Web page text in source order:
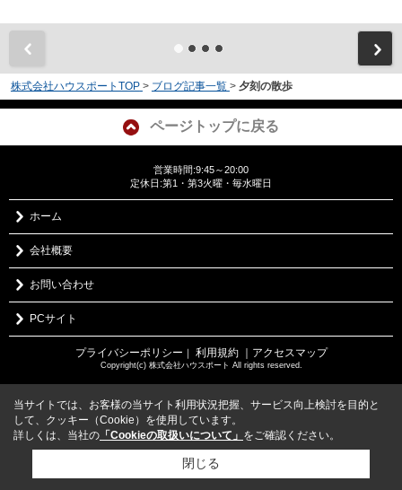
株式会社ハウスポートTOP > ブログ記事一覧 > 夕刻の散歩
ページトップに戻る
営業時間:9:45～20:00
定休日:第1・第3火曜・毎水曜日
ホーム
会社概要
お問い合わせ
PCサイト
プライバシーポリシー ｜ 利用規約 ｜アクセスマップ
Copyright(c) 株式会社ハウスポート All rights reserved.
当サイトでは、お客様の当サイト利用状況把握、サービス向上検討を目的と
して、クッキー（Cookie）を使用しています。
詳しくは、当社の 「Cookieの取扱いについて」 をご確認ください。
閉じる